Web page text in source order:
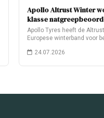
Apollo Altrust Winter
klasse
Apollo Tyres heeft de
Europese winterband voor
24.07.2026